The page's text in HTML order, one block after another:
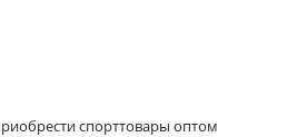
спорттовары оптом